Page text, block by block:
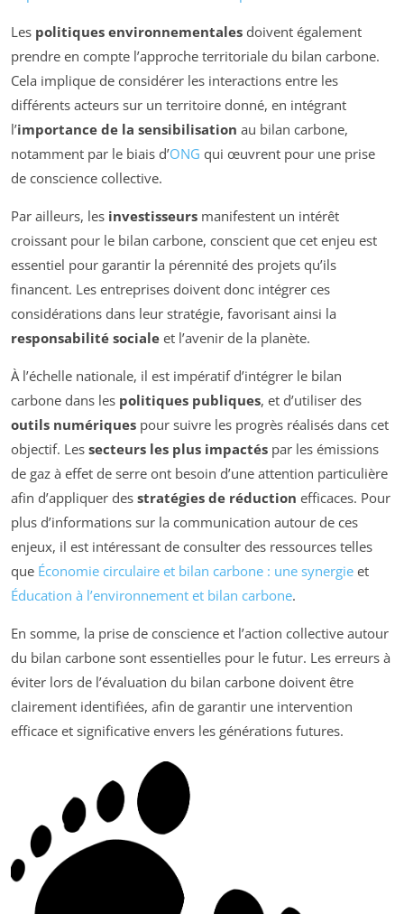
Les politiques environnementales doivent également
prendre en compte l’approche territoriale du bilan carbone.
Cela implique de considérer les interactions entre les
différents acteurs sur un territoire donné, en intégrant
l’importance de la sensibilisation au bilan carbone,
notamment par le biais d’ONG qui œuvrent pour une prise
de conscience collective.
Par ailleurs, les investisseurs manifestent un intérêt
croissant pour le bilan carbone, conscient que cet enjeu est
essentiel pour garantir la pérennité des projets qu’ils
financent. Les entreprises doivent donc intégrer ces
considérations dans leur stratégie, favorisant ainsi la
responsabilité sociale et l’avenir de la planète.
À l’échelle nationale, il est impératif d’intégrer le bilan
carbone dans les politiques publiques, et d’utiliser des
outils numériques pour suivre les progrès réalisés dans cet
objectif. Les secteurs les plus impactés par les émissions
de gaz à effet de serre ont besoin d’une attention particulière
afin d’appliquer des stratégies de réduction efficaces. Pour
plus d’informations sur la communication autour de ces
enjeux, il est intéressant de consulter des ressources telles
que Économie circulaire et bilan carbone : une synergie et
Éducation à l’environnement et bilan carbone.
En somme, la prise de conscience et l’action collective autour
du bilan carbone sont essentielles pour le futur. Les erreurs à
éviter lors de l’évaluation du bilan carbone doivent être
clairement identifiées, afin de garantir une intervention
efficace et significative envers les générations futures.